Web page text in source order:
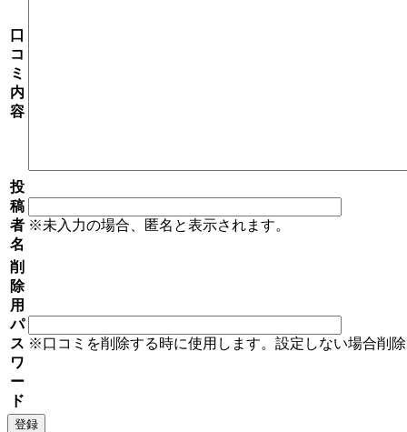
口
コ
ミ
内
容
投
稿
者
名
※未入力の場合、匿名と表示されます。
削
除
用
パ
ス
ワ
ー
ド
※口コミを削除する時に使用します。設定しない場合削